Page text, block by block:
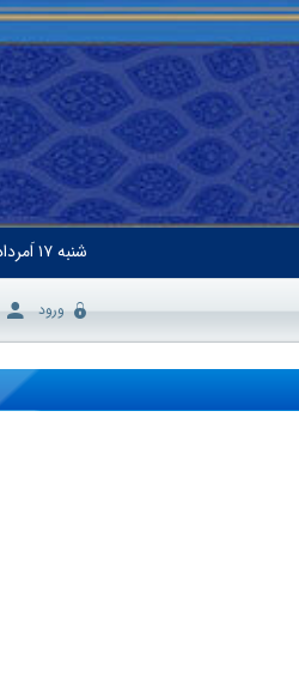
شنبه۱۷ اَمرداد ۱۴۰۵
ورود